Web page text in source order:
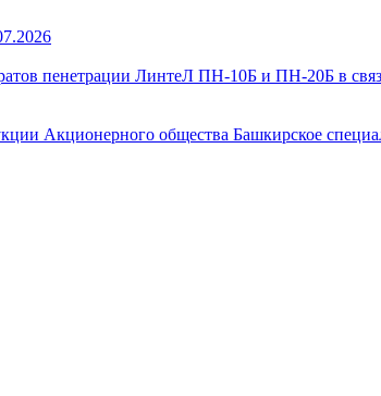
пенетрации ЛинтеЛ ПН-10Б и ПН-20Б в
Акционерного общества Башкирское